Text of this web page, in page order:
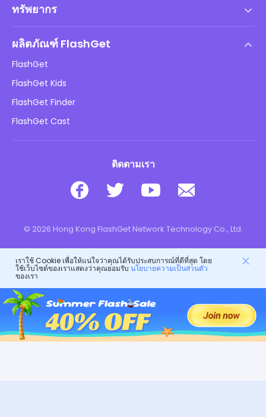
นโยบาย DMCA
นโยบายความเป็นส่วนตัว
นโยบายการโฆษณา
อย่าขายข้อมูลของฉัน
ทรัพยากร
บล็อก
ความปลอดภัยของเด็กออนไลน์
ดาวน์โหลด
ผลิตภัณฑ์ FlashGet
FlashGet
FlashGet Kids
FlashGet Finder
FlashGet Cast
ติดตามเรา
© 2026 Hong Kong FlashGet Network Technology Co., Ltd.
เราใช้ Cookie เพื่อให้แน่ใจว่าคุณได้รับประสบการณ์ที่ดีที่สุด โดย
ใช้เว็บไซต์ของเราแสดงว่าคุณยอมรับ นโยบายความเป็นส่วนตัว
ของเรา